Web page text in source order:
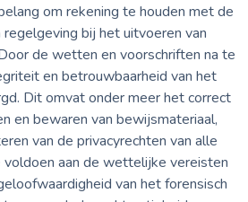
om rekening te houden met de
bij het uitvoeren van
de wetten en voorschriften na te
en betrouwbaarheid van het
Dit omvat onder meer het correct
en bewaren van bewijsmateriaal,
van de privacyrechten van alle
aan de wettelijke vereisten
van het forensisch